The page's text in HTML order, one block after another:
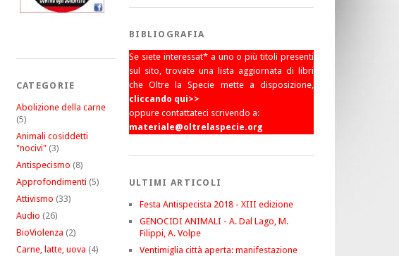
CATEGORIE
Abolizione della carne
(5)
Animali cosiddetti
"nocivi"(3)
Antispecismo (8)
Approfondimenti (5)
Attivismo (33)
Audio (26)
BioViolenza (2)
Carne, latte, uova (4)
BIBLIOGRAFIA
Se siete interessat* a uno o più titoli presenti
sul sito, trovate una lista aggiornata di libri
che Oltre la Specie mette a disposizione,
cliccando qui>>
oppure contattateci scrivendo a:
materiale@oltrelaspecie.org
ULTIMI ARTICOLI
Festa Antispecista 2018 - XIII edizione
GENOCIDI ANIMALI - A. Dal Lago, M.
Filippi, A. Volpe
Ventimiglia città aperta: manifestazione